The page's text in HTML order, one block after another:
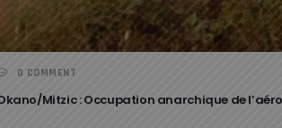
0 COMMENT
Mitzic : Occupation anarchique de